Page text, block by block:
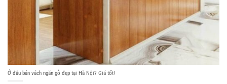
Ở đâu bán vách ngăn gỗ đẹp tại Hà Nội? Giá tốt!